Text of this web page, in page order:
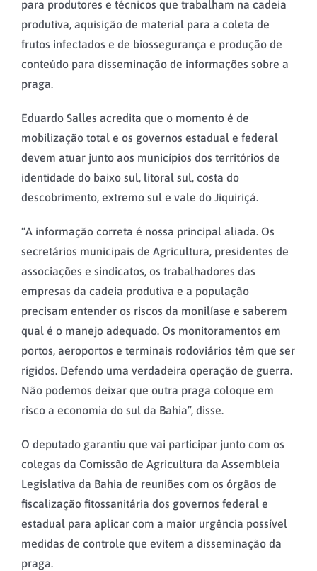
para produtores e técnicos que trabalham na cadeia
produtiva, aquisição de material para a coleta de
frutos infectados e de biossegurança e produção de
conteúdo para disseminação de informações sobre a
praga.
Eduardo Salles acredita que o momento é de
mobilização total e os governos estadual e federal
devem atuar junto aos municípios dos territórios de
identidade do baixo sul, litoral sul, costa do
descobrimento, extremo sul e vale do Jiquiriçá.
“A informação correta é nossa principal aliada. Os
secretários municipais de Agricultura, presidentes de
associações e sindicatos, os trabalhadores das
empresas da cadeia produtiva e a população
precisam entender os riscos da monilíase e saberem
qual é o manejo adequado. Os monitoramentos em
portos, aeroportos e terminais rodoviários têm que ser
rígidos. Defendo uma verdadeira operação de guerra.
Não podemos deixar que outra praga coloque em
risco a economia do sul da Bahia”, disse.
O deputado garantiu que vai participar junto com os
colegas da Comissão de Agricultura da Assembleia
Legislativa da Bahia de reuniões com os órgãos de
fiscalização fitossanitária dos governos federal e
estadual para aplicar com a maior urgência possível
medidas de controle que evitem a disseminação da
praga.